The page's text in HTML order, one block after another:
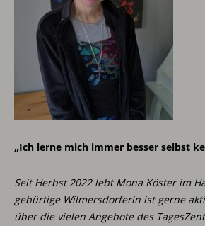
„Ich lerne mich immer besser selbst
Seit Herbst 2022 lebt Mona Köster im
gebürtige Wilmersdorferin ist gerne
über die vielen Angebote des